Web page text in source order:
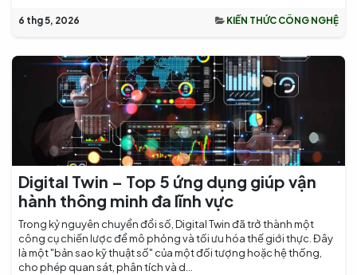
6 thg 5, 2026 KIẾN THỨC CÔNG NGHỆ
Digital Twin – Top 5 ứng dụng giúp vận
hành thông minh đa lĩnh vực
Trong kỷ nguyên chuyển đổi số, Digital Twin đã trở thành một
công cụ chiến lược để mô phỏng và tối ưu hóa thế giới thực. Đây
là một "bản sao kỹ thuật số" của một đối tượng hoặc hệ thống,
cho phép quan sát, phân tích và d...